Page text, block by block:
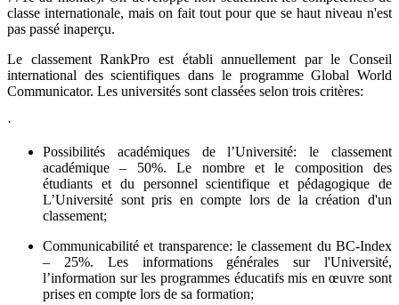
classe internationale, mais on fait tout pour que se haut niveau n'est
pas passé inaperçu.
Le classement RankPro est établi annuellement par le Conseil
international des scientifiques dans le programme Global World
Communicator. Les universités sont classées selon trois critères:
·
Possibilités académiques de l’Université: le classement
académique – 50%. Le nombre et le composition des
étudiants et du personnel scientifique et pédagogique de
L’Université sont pris en compte lors de la création d'un
classement;
Communicabilité et transparence: le classement du BC-Index
– 25%. Les informations générales sur l'Université,
l’information sur les programmes éducatifs mis en œuvre sont
prises en compte lors de sa formation;